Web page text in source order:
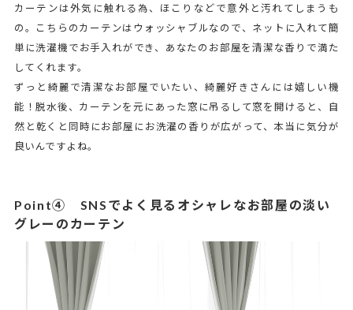
カーテンは外気に触れる為、ほこりなどで意外と汚れてしまうも
の。こちらのカーテンはウォッシャブルなので、ネットに入れて簡
単に洗濯機でお手入れができ、あなたのお部屋を清潔な香りで満た
してくれます。
ずっと綺麗で清潔なお部屋でいたい、綺麗好きさんには嬉しい機
能！脱水後、カーテンを元にあった窓に吊るして窓を開けると、自
然と乾くと同時にお部屋にお洗濯の香りが広がって、本当に気分が
良いんですよね。
Point④ SNSでよく見るオシャレなお部屋の淡い
グレーのカーテン